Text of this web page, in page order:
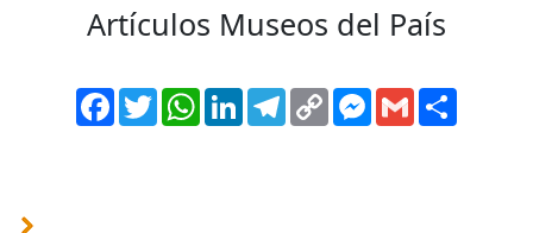
Artículos Museos del País
Facebook
TwitterWhatsApp
LinkedInTelegram
Copy
Link
Messenger
Gmail